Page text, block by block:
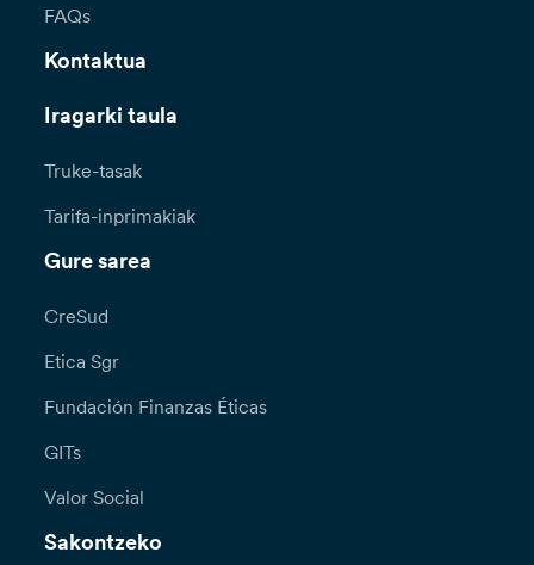
FAQs
Kontaktua
Iragarki taula
Truke-tasak
Tarifa-inprimakiak
Gure sarea
CreSud
Etica Sgr
Fundación Finanzas Éticas
GITs
Valor Social
Sakontzeko